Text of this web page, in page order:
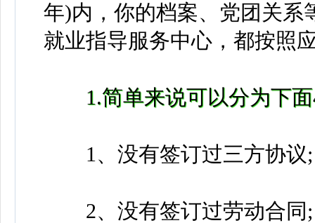
年)内，你的档案、党团关系
就业指导服务中心，都按照
1.简单来说可以分为下面
1、没有签订过三方协议;
2、没有签订过劳动合同;